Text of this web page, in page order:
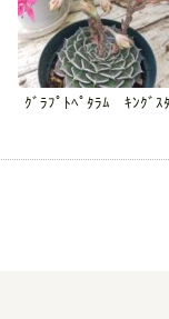
ｸﾞﾗﾌﾟﾄﾍﾟﾀﾗﾑ ｷﾝｸﾞｽ